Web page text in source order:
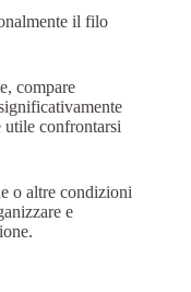
il filo
compare
utile confrontarsi
o altre condizioni
e